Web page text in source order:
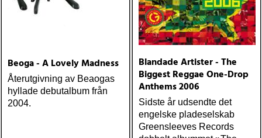
Beoga - A Lovely Madness
Återutgivning av Beaogas
hyllade debutalbum från
2004.
Blandade Artister - The
Biggest Reggae One-Drop
Anthems 2006
Sidste år udsendte det
engelske pladeselskab
Greensleeves Records